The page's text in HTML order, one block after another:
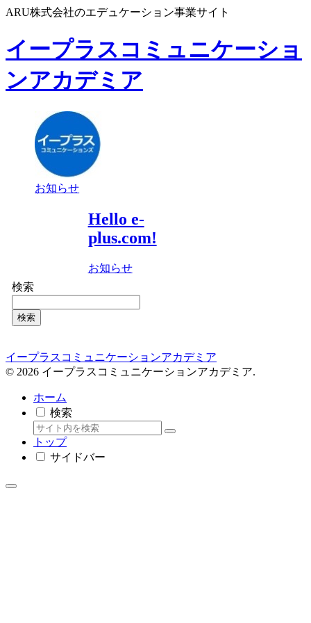
ARU株式会社のエデュケーション事業サイト
イープラスコミュニケーショ
ンアカデミア
お知らせ
Hello e-
plus.com!
お知らせ
検索
検索
イープラスコミュニケーションアカデミア
© 2026 イープラスコミュニケーションアカデミア.
ホーム
検索
トップ
サイドバー